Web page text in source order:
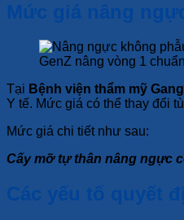
Mức giá nâng
GenZ nâng vòng 1
Tại Bệnh viện thẩm mỹ
Y tế. Mức giá có thể thay đổi
Mức giá chi tiết như sau:
Cấy mỡ tự thân nâng ngực
Các yếu tố quyết